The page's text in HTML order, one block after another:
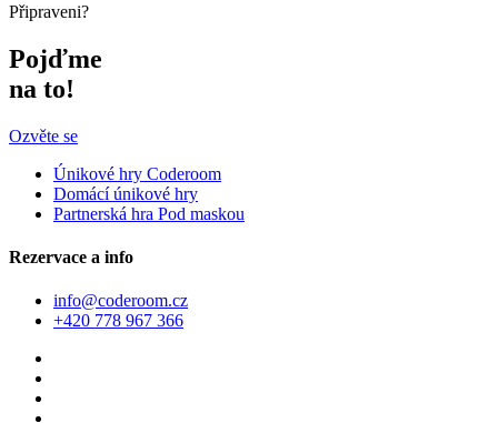
Připraveni?
Pojďme
na to!
Ozvěte se
Únikové hry Coderoom
Domácí únikové hry
Partnerská hra Pod maskou
Rezervace a info
info@coderoom.cz
+420 778 967 366